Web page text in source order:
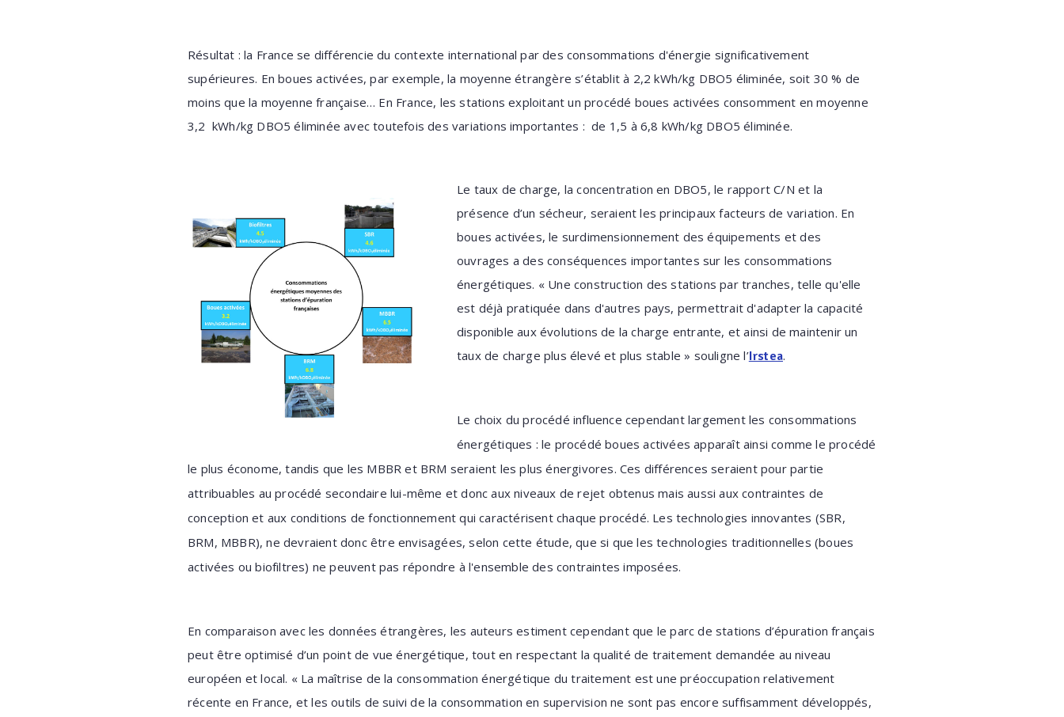
Résultat : la France se différencie du contexte international par des consommations d'énergie significativement
supérieures. En boues activées, par exemple, la moyenne étrangère s’établit à 2,2 kWh/kg DBO5 éliminée, soit 30 % de
moins que la moyenne française… En France, les stations exploitant un procédé boues activées consomment en moyenne
3,2 kWh/kg DBO5 éliminée avec toutefois des variations importantes : de 1,5 à 6,8 kWh/kg DBO5 éliminée.
Le taux de charge, la concentration en DBO5, le rapport C/N et la
présence d’un sécheur, seraient les principaux facteurs de variation. En
boues activées, le surdimensionnement des équipements et des
ouvrages a des conséquences importantes sur les consommations
énergétiques. « Une construction des stations par tranches, telle qu'elle
est déjà pratiquée dans d'autres pays, permettrait d'adapter la capacité
disponible aux évolutions de la charge entrante, et ainsi de maintenir un
taux de charge plus élevé et plus stable » souligne l’Irstea.
Le choix du procédé influence cependant largement les consommations
énergétiques : le procédé boues activéesapparaîtainsi comme le procédé
le plus économe, tandis que les MBBR et BRM seraient les plus énergivores. Ces différences seraient pour partie
attribuables au procédé secondaire lui-même et donc aux niveaux de rejet obtenus mais aussi aux contraintes de
conception et aux conditions de fonctionnement qui caractérisent chaque procédé. Les technologies innovantes (SBR,
BRM, MBBR), ne devraient donc être envisagées, selon cette étude, que si que les technologies traditionnelles (boues
activées ou biofiltres) ne peuvent pas répondre à l'ensemble des contraintes imposées.
En comparaison avec les données étrangères, les auteurs estiment cependant que le parc de stations d’épuration français
peut être optimisé d’un point de vue énergétique, tout en respectant la qualité de traitement demandée au niveau
européen et local. « La maîtrise de la consommation énergétique du traitement est une préoccupation relativement
récente en France, et les outils de suivi de la consommation en supervision ne sont pas encore suffisamment développés,